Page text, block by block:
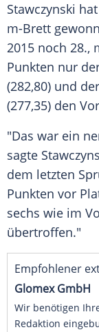
Stawczynski
m-Brett
2015 noch 28.,
Punkten nur
(282,80) und
(277,35) den
"Das war ein
sagte
dem letzten
Punkten vor
sechs wie im
übertroffen."
Empfohlener
Glomex GmbH
Wir benötigen
Redaktion